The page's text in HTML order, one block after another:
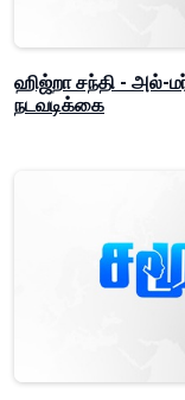
ஹிஜ்றா சந்தி - அல்-
நடவடிக்கை